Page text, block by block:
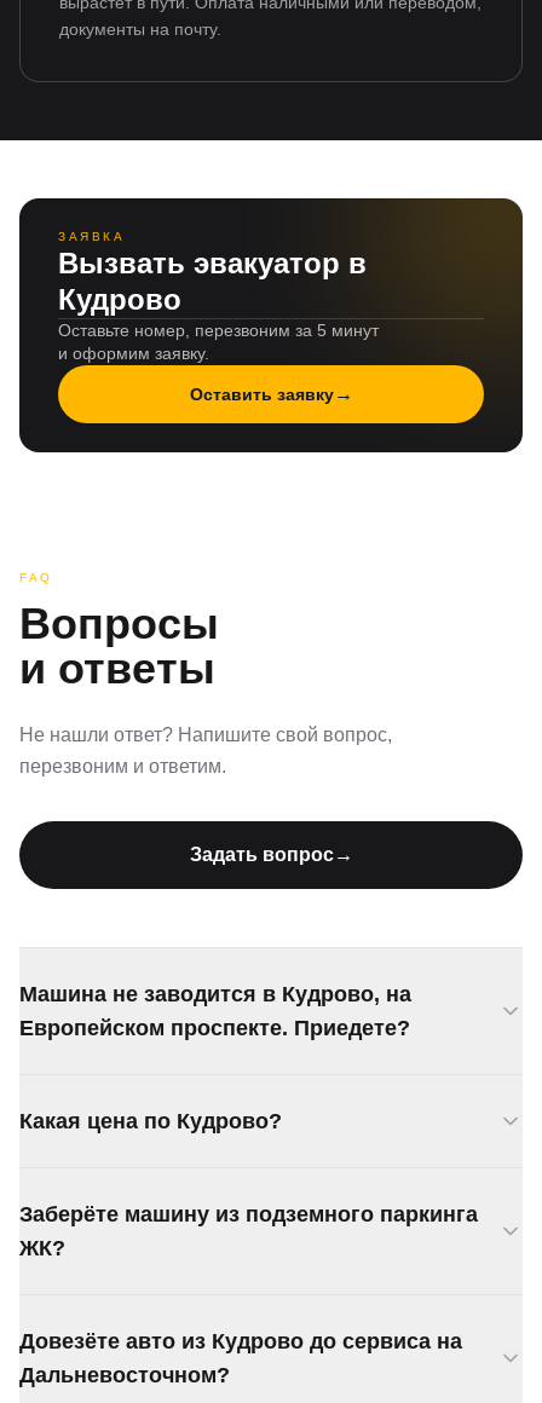
документы на почту.
ЗАЯВКА
Вызвать эвакуатор в
Кудрово
Оставьте номер, перезвоним за 5 минут
и оформим заявку.
Оставить заявку→
FAQ
Вопросы
и ответы
Не нашли ответ? Напишите свой вопрос,
перезвоним и ответим.
Задать вопрос→
Машина не заводится в Кудрово, на
Европейском проспекте. Приедете?
самой КАД, добираемся быстро.
Какая цена по Кудрово?
с городом — цена обычно минимальная.
Заберёте машину из подземного паркинга
ЖК?
для заезда. Если ниже — вытащим на улицу
лебёдкой.
Довезёте авто из Кудрово до сервиса на
Дальневосточном?